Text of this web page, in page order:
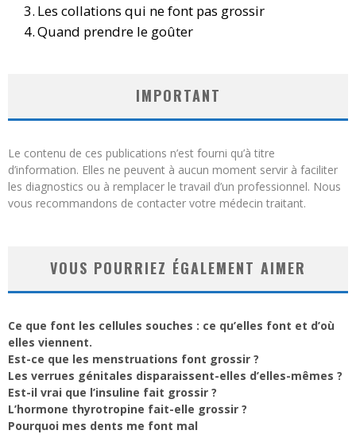
Les collations qui ne font pas grossir
Quand prendre le goûter
IMPORTANT
Le contenu de ces publications n’est fourni qu’à titre
d’information. Elles ne peuvent à aucun moment servir à faciliter
les diagnostics ou à remplacer le travail d’un professionnel. Nous
vous recommandons de contacter votre médecin traitant.
VOUS POURRIEZ ÉGALEMENT AIMER
Ce que font les cellules souches : ce qu’elles font et d’où
elles viennent.
Est-ce que les menstruations font grossir ?
Les verrues génitales disparaissent-elles d’elles-mêmes ?
Est-il vrai que l’insuline fait grossir ?
L’hormone thyrotropine fait-elle grossir ?
Pourquoi mes dents me font mal